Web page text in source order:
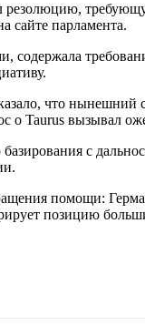
резолюцию,
сайте парламента.
что нынешний
о Taurus вызывал
с
помощи:
позицию